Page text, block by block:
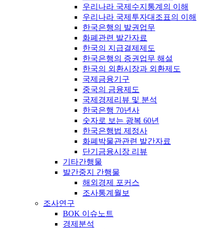
우리나라 국제수지통계의 이해
우리나라 국제투자대조표의 이해
한국은행의 발권업무
화폐관련 발간자료
한국의 지급결제제도
한국은행의 증권업무 해설
한국의 외환시장과 외환제도
국제금융기구
중국의 금융제도
국제경제리뷰 및 분석
한국은행 70년사
숫자로 보는 광복 60년
한국은행법 제정사
화폐박물관관련 발간자료
단기금융시장 리뷰
기타간행물
발간중지 간행물
해외경제 포커스
조사통계월보
조사연구
BOK 이슈노트
경제분석